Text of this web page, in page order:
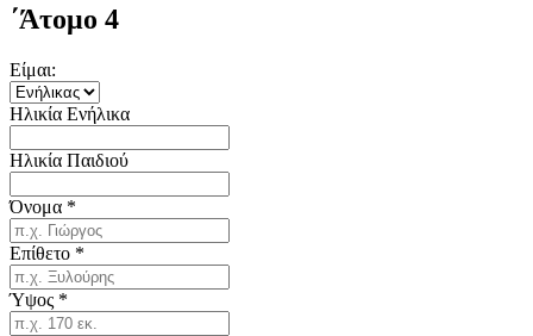
΄Άτομο 4
Είμαι:
Ηλικία Ενήλικα
Ηλικία Παιδιού
Όνομα *
Επίθετο *
Ύψος *